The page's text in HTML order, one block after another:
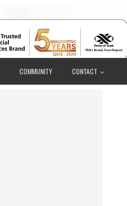
COMMUNITY CONTACT